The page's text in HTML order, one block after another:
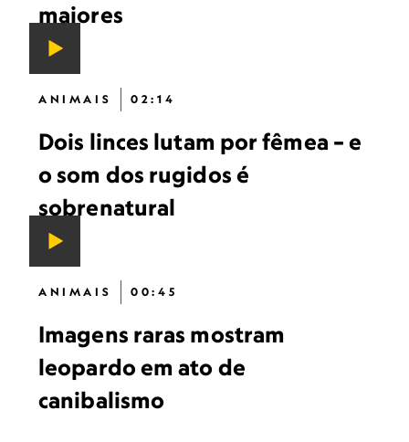
maiores
ANIMAIS 02:14
Dois linces lutam por fêmea – e
o som dos rugidos é
sobrenatural
ANIMAIS 00:45
Imagens raras mostram
leopardo em ato de
canibalismo